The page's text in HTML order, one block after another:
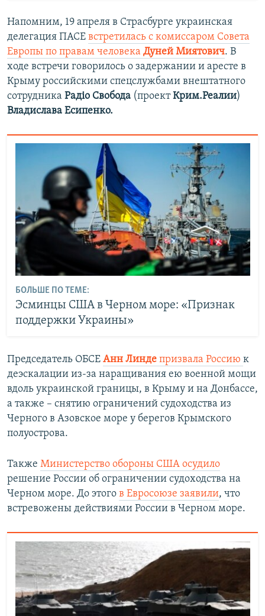
Напомним, 19 апреля в Страсбурге украинская
делегация ПАСЕ встретилась с комиссаром Совета
Европы по правам человека Дуней Миятович. В
ходе встречи говорилось о задержании и аресте в
Крыму российскими спецслужбами внештатного
сотрудника Радіо Свобода (проектКрим.Реалии)
Владислава Есипенко.
БОЛЬШЕ ПО ТЕМЕ:
Эсминцы США в Черном море: «Признак
поддержки Украины»
Председатель ОБСЕ Анн Линде призвала Россию к
деэскалации из-за наращивания ею военной мощи
вдоль украинской границы, в Крыму и на Донбассе,
а также – снятию ограничений судоходства из
Черного в Азовское море у берегов Крымского
полуострова.
Также Министерство обороны США осудило
решение России об ограничении судоходства на
Черном море. До этого в Евросоюзе заявили, что
встревожены действиями России в Черном море.